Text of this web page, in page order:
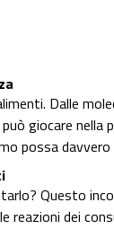
Dalle
giocare nella
possa
Questo
reazioni dei